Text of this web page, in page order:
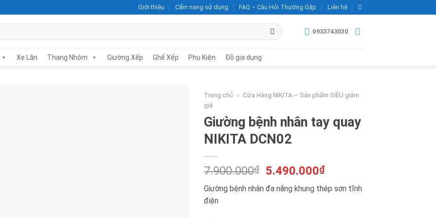
Giới thiệu Cẩm nang sử dụng FAQ – Câu Hỏi Thường Gặp Liên hệ
0933743030
Xe Lăn Thang Nhôm Giường Xếp Ghế Xếp Phụ Kiện Đồ gia dụng
Trang chủ » Cửa Hàng NIKITA – Sản phẩm SIÊU giảm
giá
Giường bệnh nhân tay quay
NIKITA DCN02
7.900.000₫
Giá
gốc
là:
5.490.000₫Giá
hiện
tại
Giường bệnh nhân đa năng khung thép sơn tĩnh
điện